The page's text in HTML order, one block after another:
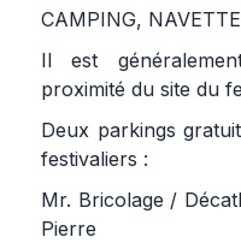
CAMPING,
Il est
proximité du site du
Deux parkings
festivaliers :
Mr. Bricolage /
Pierre